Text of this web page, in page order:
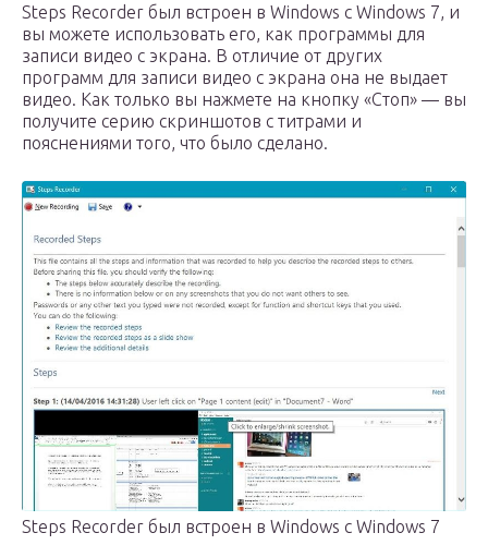
Steps Recorder был встроен в Windows с Windows 7, и
вы можете использовать его, как программы для
записи видео с экрана. В отличие от других
программ для записи видео с экрана она не выдает
видео. Как только вы нажмете на кнопку «Стоп» — вы
получите серию скриншотов с титрами и
пояснениями того, что было сделано.
Steps Recorder был встроен в Windows с Windows 7